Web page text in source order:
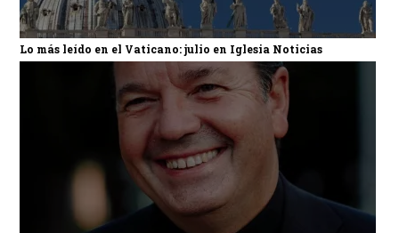
Lo más leído en el Vaticano: julio en Iglesia Noticias